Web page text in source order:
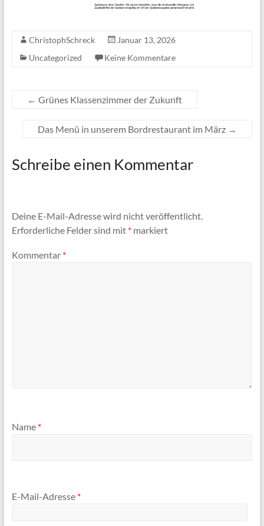
ChristophSchreck
Januar 13, 2026
Uncategorized
Keine Kommentare
← Grünes Klassenzimmer der Zukunft
Das Menü in unserem Bordrestaurant im März →
Schreibe einen Kommentar
Deine E-Mail-Adresse wird nicht veröffentlicht.
Erforderliche Felder sind mit *markiert
Kommentar *
Name *
E-Mail-Adresse *